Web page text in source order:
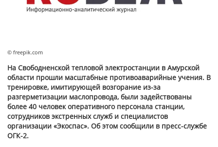
© freepik.com
На Свободненской тепловой электростанции в Амурской
области прошли масштабные противоаварийные учения. В
тренировке, имитирующей возгорание из-за
разгерметизации маслопровода, были задействованы
более 40 человек оперативного персонала станции,
сотрудников экстренных служб и специалистов
организации «Экоспас». Об этом сообщили в пресс-службе
ОГК-2.